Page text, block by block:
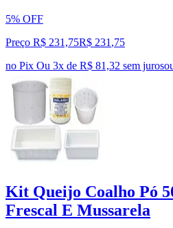
5% OFF
Preço R$ 231,75R$ 231 ,75
no Pix Ou 3x de R$ 81,32 sem juros
Kit Queijo Coalho Pó
Frescal E Mussarela